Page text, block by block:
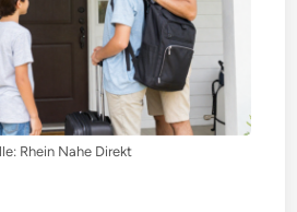
Rhein Nahe Direkt